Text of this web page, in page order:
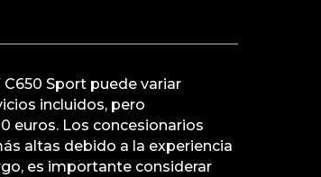
Sport puede variar
incluidos, pero
euros. Los concesionarios
altas debido a la experiencia
es importante considerar